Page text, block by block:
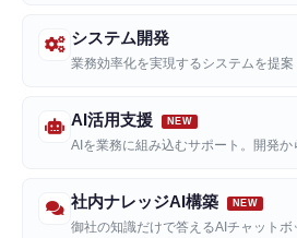
システム開発
業務効率化を実現するシステムを提案
AI活用支援
AIを業務に組み込むサポート。開発か
社内ナレッジAI構築
御社の知識だけで答えるAIチャット